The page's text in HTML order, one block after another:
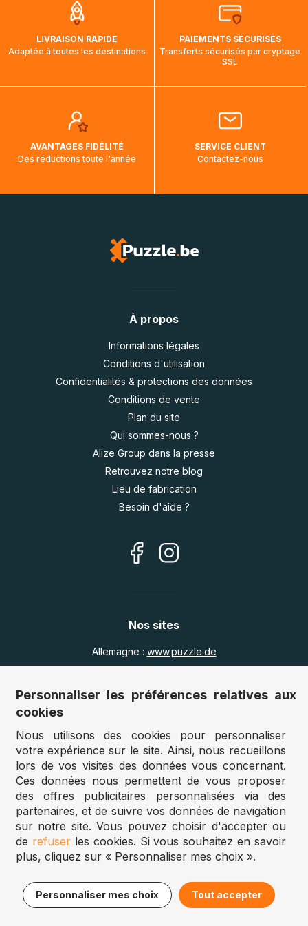
FiltrerTrier
aura touché terre.
LIVRAISON RAPIDE
Adaptée à toutes les destinations
PAIEMENTS SÉCURISÉS
Transferts sécurisés par cryptage
SSL
AVANTAGES FIDÉLITÉ
Des réductions toute l'année
SERVICE CLIENT
Contactez-nous
À propos
Informations légales
Conditions d'utilisation
Confidentialités & protections des données
Conditions de vente
Plan du site
Qui sommes-nous ?
Alize Group dans la presse
Retrouvez notre blog
Lieu de fabrication
Besoin d'aide ?
Nos sites
Allemagne : www.puzzle.de
Autriche :www.puzzle.at
www.puzzle.be
Royaume Uni :www.jigsawpuzzle.co.uk
Accès revendeurs / détaillants
Vous avez un magasin ?
Vous souhaitez accéder à nos prix revendeurs ?
Puzzle.be 2025
Personnaliser les préférences relatives aux
cookies
Nous utilisons des cookies pour personnaliser
votre expérience sur le site. Ainsi, nous recueillons
lors de vos visites des données vous concernant.
Ces données nous permettent de vous proposer
des offres publicitaires personnalisées via des
partenaires, et de suivre vos données de navigation
sur notre site. Vous pouvez choisir d'accepter ou
de refuserles cookies. Si vous souhaitez en savoir
plus, cliquez sur « Personnaliser mes choix ».
Personnaliser mes choix Tout accepter